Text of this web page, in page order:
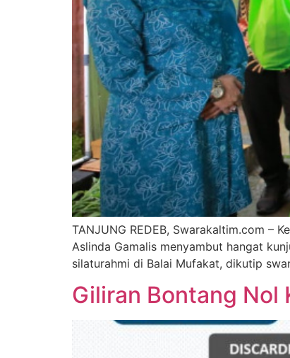
TANJUNG REDEB, Swarakaltim.com –
Aslinda Gamalis menyambut hangat
silaturahmi di Balai Mufakat, dikutip
Giliran Bontang Nol